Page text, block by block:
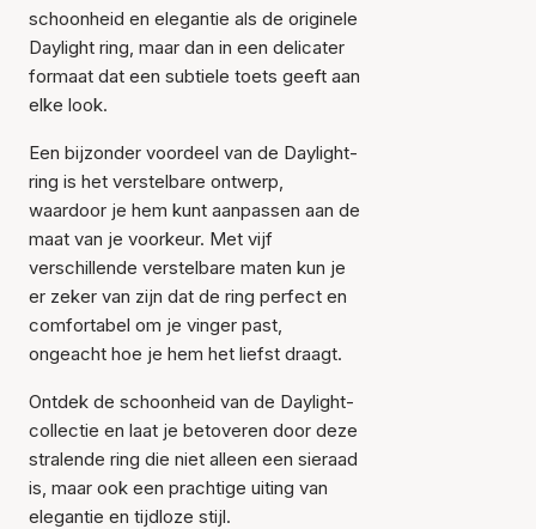
Item is toegevoegd aan
schoonheid en elegantie als de originele
Daylight ring, maar dan in een delicater
formaat dat een subtiele toets geeft aan
elke look.
Een bijzonder voordeel van de Daylight-
ring is het verstelbare ontwerp,
waardoor je hem kunt aanpassen aan de
maat van je voorkeur. Met vijf
verschillende verstelbare maten kun je
er zeker van zijn dat de ring perfect en
comfortabel om je vinger past,
ongeacht hoe je hem het liefst draagt.
Ontdek de schoonheid van de Daylight-
collectie en laat je betoveren door deze
stralende ring die niet alleen een sieraad
is, maar ook een prachtige uiting van
elegantie en tijdloze stijl.